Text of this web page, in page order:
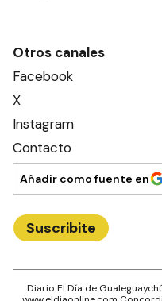
Otros canales
Facebook
X
Instagram
Contacto
Añadir como fuente en
Suscribite
Diario El Día de